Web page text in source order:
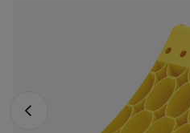
Föregående foto